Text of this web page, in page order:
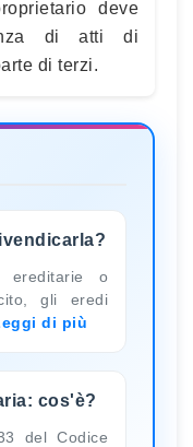
deve
di atti di
di terzi.
ereditarie o
gli eredi
di più
cos'è?
del Codice